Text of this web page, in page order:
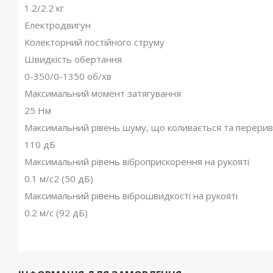
1.2/2.2 кг
Електродвигун
Колекторний постійного струму
Швидкість обертання
0-350/0-1350 об/хв
Максимальний момент затягування
25 Нм
Максимальний рівень шуму, що коливається та
110 дБ
Максимальний рівень віброприскорення на рукояті
0.1 м/с2 (50 дБ)
Максимальний рівень віброшвидкості на рукояті
0.2 м/с (92 дБ)